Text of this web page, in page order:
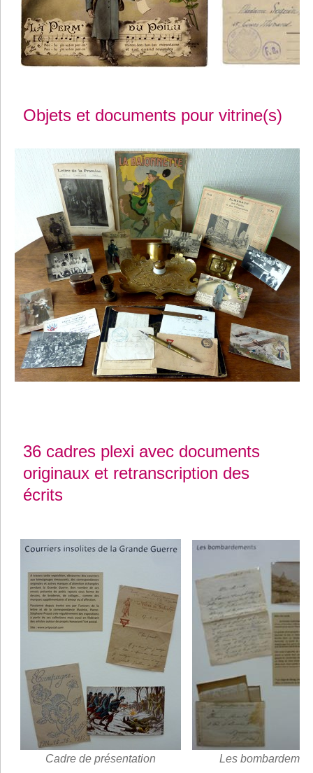
Objets et documents pour vitrine(s)
36 cadres plexi avec documents
originaux et retranscription des
écrits
Cadre de présentation Les